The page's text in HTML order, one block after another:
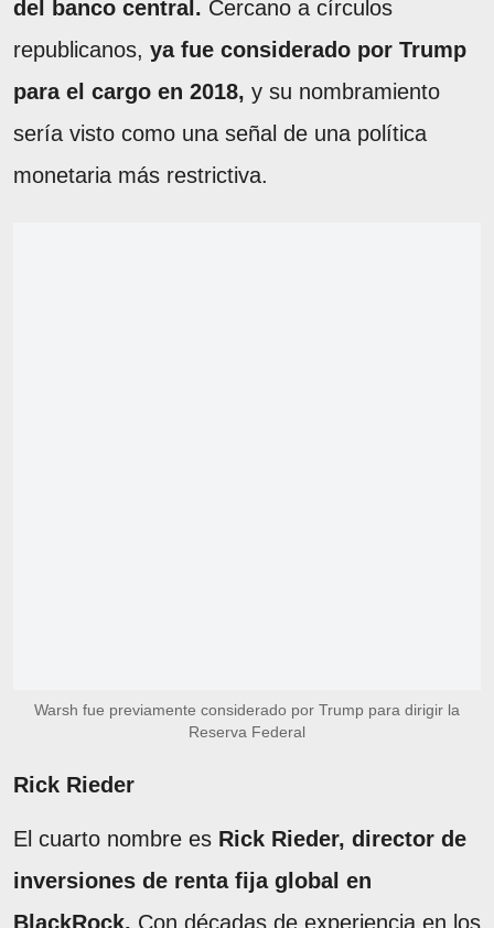
del banco central. Cercano a círculos
republicanos, ya fue considerado por Trump
para el cargo en 2018, y su nombramiento
sería visto como una señal de una política
monetaria más restrictiva.
Warsh fue previamente considerado por Trump para dirigir la
Reserva Federal
Rick Rieder
El cuarto nombre es Rick Rieder, director de
inversiones de renta fija global en
BlackRock. Con décadas de experiencia en los